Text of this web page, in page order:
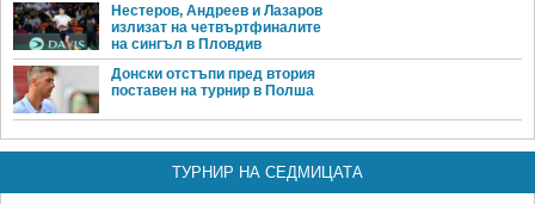
Нестеров, Андреев и Лазаров
излизат на четвъртфиналите
на сингъл в Пловдив
Донски отстъпи пред втория
поставен на турнир в Полша
ТУРНИР НА СЕДМИЦАТА